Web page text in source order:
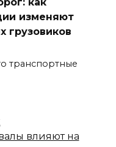
изменяют
грузовиков
транспортные